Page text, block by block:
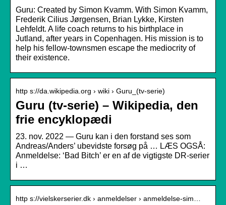
Guru: Created by Simon Kvamm. With Simon Kvamm,
Frederik Cilius Jørgensen, Brian Lykke, Kirsten
Lehfeldt. A life coach returns to his birthplace in
Jutland, after years in Copenhagen. His mission is to
help his fellow-townsmen escape the mediocrity of
their existence.
http s://da.wikipedia.org › wiki › Guru_(tv-serie)
Guru (tv-serie) – Wikipedia, den
frie encyklopædi
23. nov. 2022 — Guru kan i den forstand ses som
Andreas/Anders’ ubevidste forsøg på … LÆS OGSÅ:
Anmeldelse: ‘Bad Bitch’ er en af de vigtigste DR-serier
i …
http s://vielskerserier.dk › anmeldelser › anmeldelse-sim…